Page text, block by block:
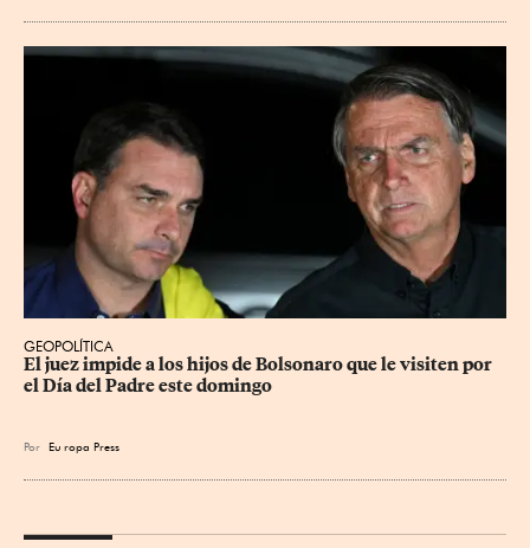
GEOPOLÍTICA
El juez impide a los hijos de Bolsonaro que le visiten por
el Día del Padre este domingo
Por Eu ropa Press